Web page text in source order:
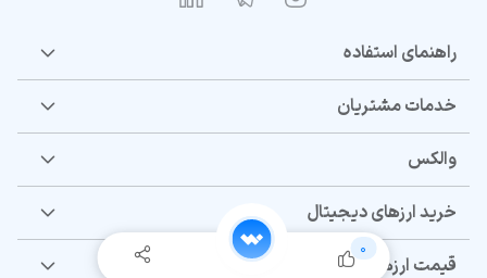
0
راهنمای استفاده
خدمات مشتریان
والکس
خرید ارزهای دیجیتال
قیمت ارزهای دیجیتال